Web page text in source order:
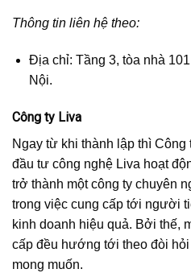
Thông tin liên hệ theo:
Địa chỉ: Tầng 3, tòa nhà
Nội.
Công ty Liva
Ngay từ khi thành lập thì Công
đầu tư công nghệ Liva hoạt
trở thành một công ty chuyên
trong việc cung cấp tới người
kinh doanh hiệu quả. Bởi thế,
cấp đều hướng tới theo đòi
mong muốn.